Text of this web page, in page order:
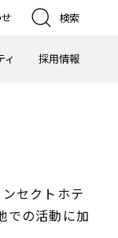
検索
ィ 採用情報
セクトホテ
での活動に加